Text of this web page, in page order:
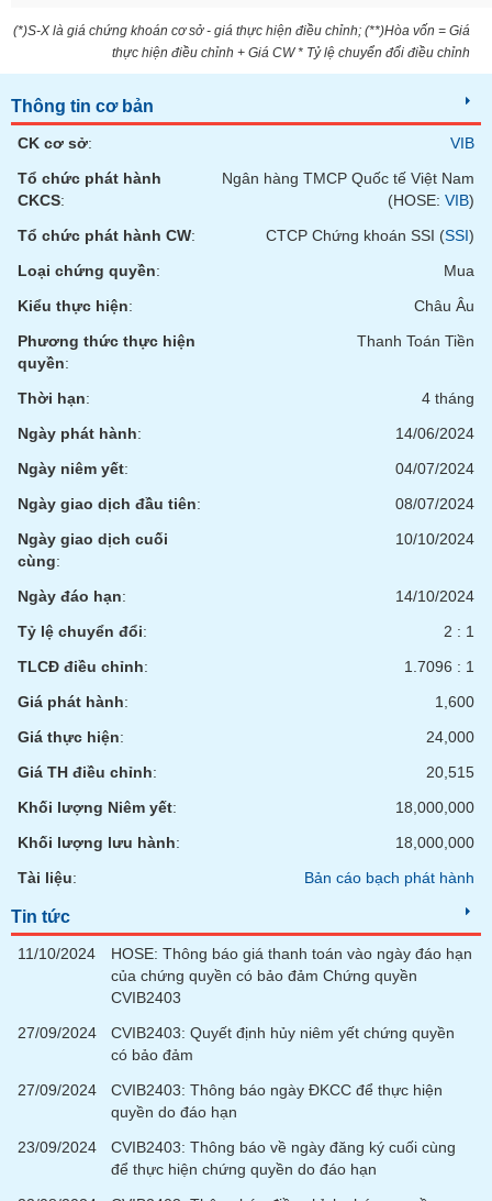
(*)S-X là giá chứng khoán cơ sở - giá thực hiện điều chỉnh; (**)Hòa vốn = Giá
thực hiện điều chỉnh + Giá CW * Tỷ lệ chuyển đổi điều chỉnh
Thông tin cơ bản
CK cơ sở:
VIB
Tổ chức phát hành
CKCS:
Ngân hàng TMCP Quốc tế Việt Nam
(HOSE: VIB)
Tổ chức phát hành CW: CTCP Chứng khoán SSI (SSI)
Loại chứng quyền:
Mua
Kiểu thực hiện:
Châu Âu
Phương thức thực hiện
quyền:
Thanh Toán Tiền
Thời hạn:
4 tháng
Ngày phát hành:
14/06/2024
Ngày niêm yết:
04/07/2024
Ngày giao dịch đầu tiên:
08/07/2024
Ngày giao dịch cuối
cùng:
10/10/2024
Ngày đáo hạn:
14/10/2024
Tỷ lệ chuyển đổi:
2 : 1
TLCĐ điều chỉnh:
1.7096 : 1
Giá phát hành:
1,600
Giá thực hiện:
24,000
Giá TH điều chỉnh:
20,515
Khối lượng Niêm yết:
18,000,000
Khối lượng lưu hành:
18,000,000
Tài liệu: Bản cáo bạch phát hành
Tin tức
11/10/2024
HOSE: Thông báo giá thanh toán vào ngày đáo hạn
của chứng quyền có bảo đảm Chứng quyền
CVIB2403
27/09/2024
CVIB2403: Quyết định hủy niêm yết chứng quyền
có bảo đảm
27/09/2024
CVIB2403: Thông báo ngày ĐKCC để thực hiện
quyền do đáo hạn
23/09/2024
CVIB2403: Thông báo về ngày đăng ký cuối cùng
để thực hiện chứng quyền do đáo hạn
BẤT
Mã
chứng
(-)
Lãnh
đạo
(-)
Tất cả
tức
viết
của
giả
cáo
tích
ngữ
Dịch
vụ
(-)
Đào